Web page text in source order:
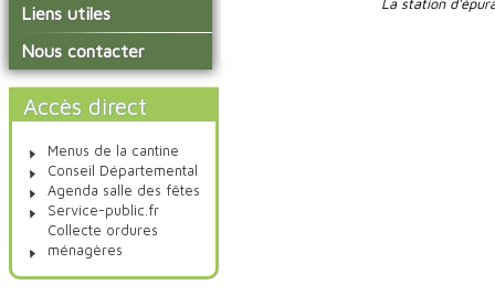
communes
Le temps périscolaire
La petite enfance
Les transports
Agenda Salle des Fetes
Liens utiles
Communauté de
Communes Grand Sud
Tarn et Garonne
Nous contacter
Accès direct
Menus de la cantine
Conseil Départemental
Agenda salle des fêtes
Service-public.fr
Collecte ordures
ménagères
La station